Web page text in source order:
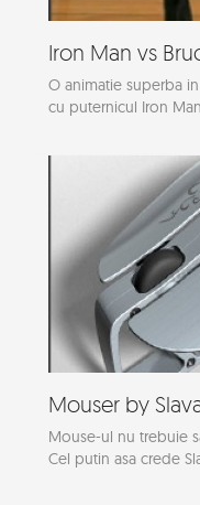
Iron Man vs
O animatie superba
cu puternicul Iron
Mouser by
Mouse-ul nu trebuie
Cel putin asa crede